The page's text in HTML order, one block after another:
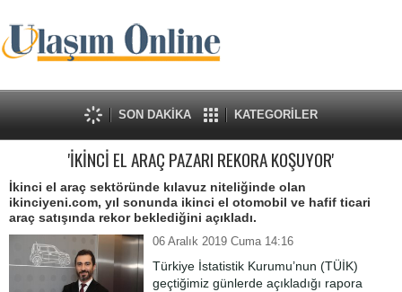
SON DAKİKA KATEGORİLER
'İKİNCİ EL ARAÇ PAZARI REKORA KOŞUYOR'
İkinci el araç sektöründe kılavuz niteliğinde olan
ikinciyeni.com, yıl sonunda ikinci el otomobil ve hafif ticari
araç satışında rekor beklediğini açıkladı.
06 Aralık 2019 Cuma 14:16
Türkiye İstatistik Kurumu’nun (TÜİK)
geçtiğimiz günlerde açıkladığı rapora